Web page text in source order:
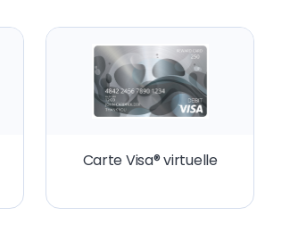
Carte Visa® virtuelle